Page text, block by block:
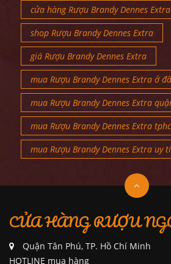
cửa hàng Rượu Brandy Dennes Extra
shop Rượu Brandy Dennes Extra
giá Rượu Brandy Dennes Extra
mua Rượu Brandy Dennes Extra ở
mua Rượu Brandy Dennes Extra
mua Rượu Brandy Dennes Extra
mua Rượu Brandy Dennes Extra uy
CỬA HÀNG RƯỢU
Quận Tân Phú, TP. Hồ Chí Minh
HOTLINE mua hàng